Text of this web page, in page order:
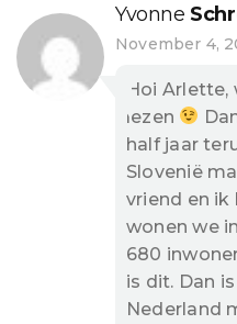
Yvonne
November 4,
Hoi
lezen
half jaar
Slovenië
vriend en ik
wonen we
680
is dit. Dan
Nederland